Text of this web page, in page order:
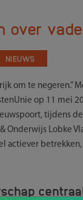
over
NIEUWS
om te negeren.”
op 11 mei
tijdens
Onderwijs Lobke
actiever